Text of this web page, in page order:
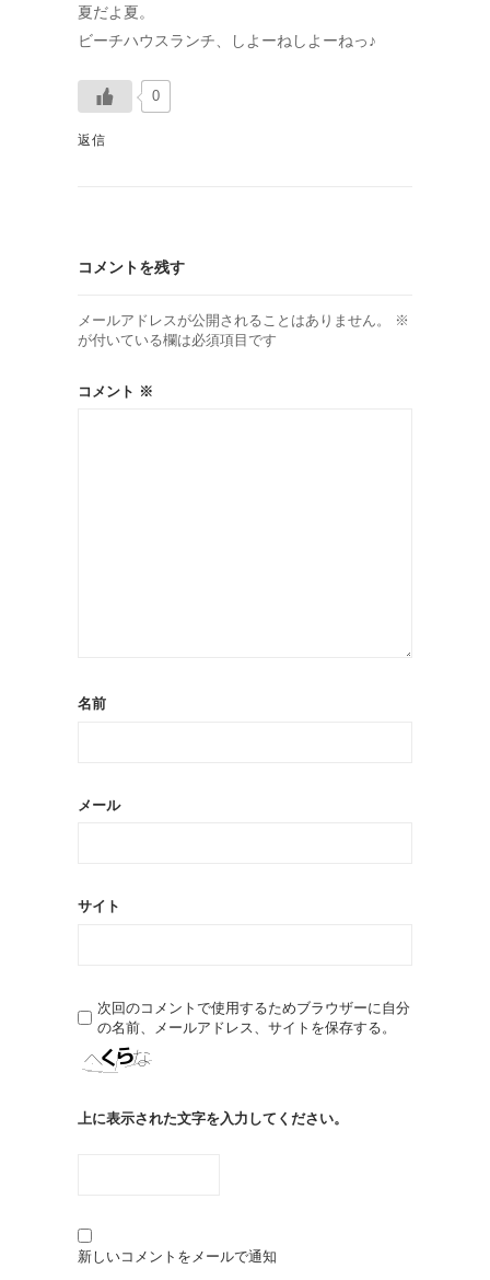
夏だよ夏。
ビーチハウスランチ、しよーねしよーねっ♪
0
返信
コメントを残す
メールアドレスが公開されることはありません。
※
が付いている欄は必須項目です
コメント ※
名前
メール
サイト
次回のコメントで使用するためブラウザーに自分
の名前、メールアドレス、サイトを保存する。
上に表示された文字を入力してください。
新しいコメントをメールで通知